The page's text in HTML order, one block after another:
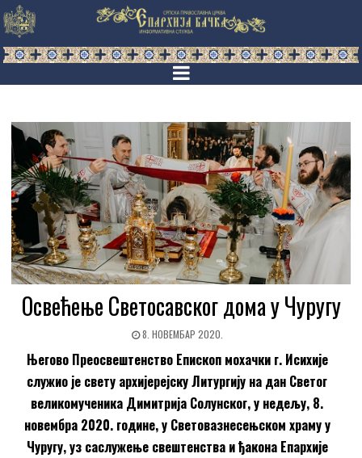
Освећење Светосавског дома у Чуругу
8. НОВЕМБАР 2020.
Његово Преосвештенство Епископ мохачки г. Исихије
служио је свету архијерејску Литургију на дан Светог
великомученика Димитрија Солунског, у недељу, 8.
новембра 2020. године, у Световазнесењском храму у
Чуругу, уз саслужење свештенства и ђакона Епархије